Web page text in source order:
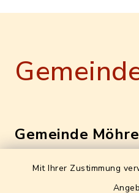
Mit Ihrer Zustimmung
Gemeinde
Hauptstraße 16
91096 Möhrendorf